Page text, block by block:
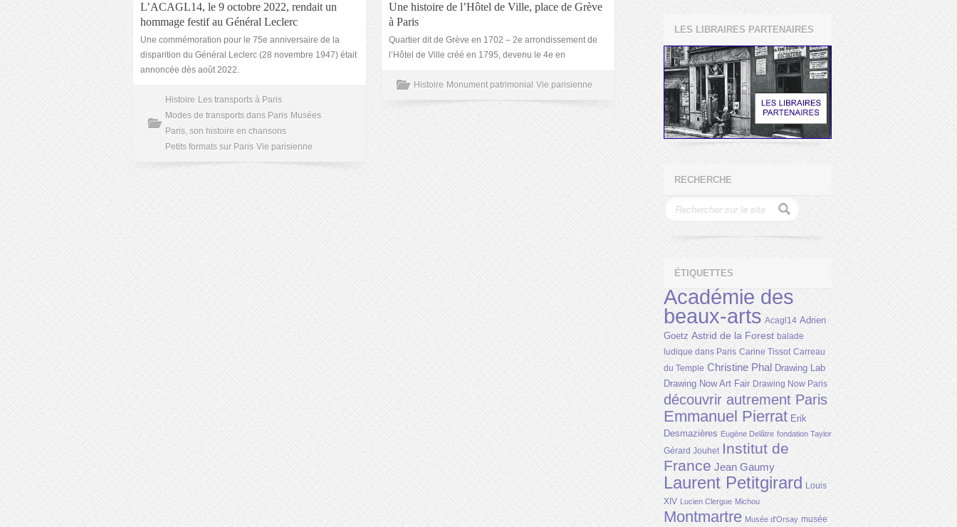
L’ACAGL14, le 9 octobre 2022, rendait un
hommage festif au Général Leclerc
Une commémoration pour le 75e anniversaire de la
disparition du Général Leclerc (28 novembre 1947) était
annoncée dès août 2022.
Histoire Les transports à Paris
Modes de transports dans Paris Musées
Paris, son histoire en chansons
Petits formats sur Paris Vie parisienne
Une histoire de l’Hôtel de Ville, place de Grève
à Paris
Quartier dit de Grève en 1702 – 2e arrondissement de
l’Hôtel de Ville créé en 1795, devenu le 4e en
Histoire Monument patrimonial Vie parisienne
LES LIBRAIRES PARTENAIRES
RECHERCHE
ÉTIQUETTES
Académie des
beaux-arts Acagl14 Adrien
Goetz Astrid de la Forest balade
ludique dans Paris Carine Tissot Carreau
du Temple Christine Phal Drawing Lab
Drawing Now Art Fair Drawing Now Paris
découvrir autrement Paris
Emmanuel Pierrat Erik
Desmazières Eugène Delâtre fondation Taylor
Gérard Jouhet Institut de
France Jean Gaumy
Laurent Petitgirard Louis
XIV Lucien Clergue Michou
Montmartre Musée d'Orsay musée